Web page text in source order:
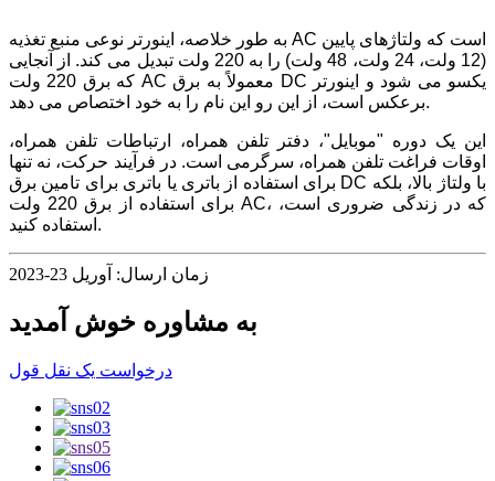
به طور خلاصه، اینورتر نوعی منبع تغذیه AC است که ولتاژهای پایین
(12 ولت، 24 ولت، 48 ولت) را به 220 ولت تبدیل می کند. از آنجایی
که برق 220 ولت AC معمولاً به برق DC یکسو می شود و اینورتر
برعکس است، از این رو این نام را به خود اختصاص می دهد.
این یک دوره "موبایل"، دفتر تلفن همراه، ارتباطات تلفن همراه،
اوقات فراغت تلفن همراه، سرگرمی است. در فرآیند حرکت، نه تنها
برای استفاده از باتری یا باتری برای تامین برق DC با ولتاژ بالا، بلکه
برای استفاده از برق 220 ولت AC، که در زندگی ضروری است،
استفاده کنید.
زمان ارسال: آوریل 23-2023
به مشاوره خوش آمدید
درخواست یک نقل قول